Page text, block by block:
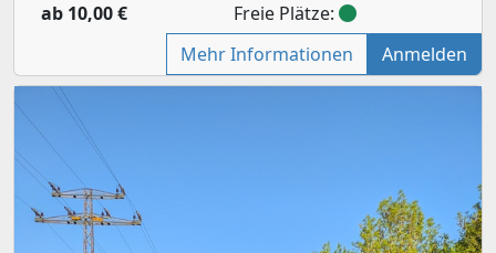
ab 10,00 €
Freie Plätze:
Mehr Informationen
Anmelden